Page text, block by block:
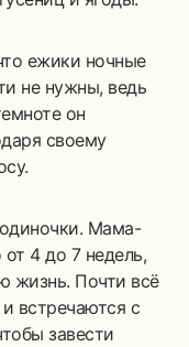
ежики ночные
не нужны, ведь
он
своему
Мама-
4 до 7 недель,
жизнь. Почти всё
встречаются с
завести